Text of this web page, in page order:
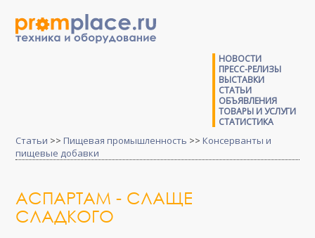
НОВОСТИ
ПРЕСС-РЕЛИЗЫ
ВЫСТАВКИ
СТАТЬИ
ОБЪЯВЛЕНИЯ
ТОВАРЫ И УСЛУГИ
СТАТИСТИКА
Статьи >> Пищевая промышленность >> Консерванты и
пищевые добавки
АСПАРТАМ - СЛАЩЕ
СЛАДКОГО